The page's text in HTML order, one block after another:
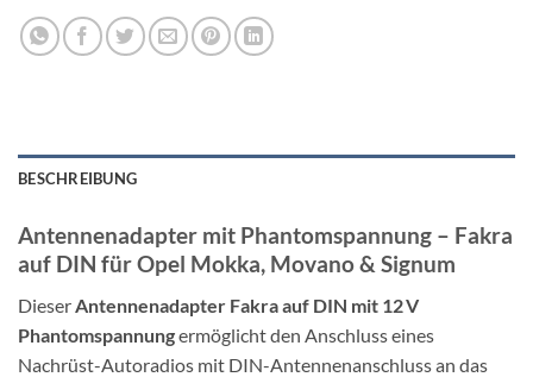
BESCHREIBUNG
Antennenadapter mit Phantomspannung – Fakra
auf DIN für Opel Mokka, Movano & Signum
Dieser Antennenadapter Fakra auf DIN mit 12 V
Phantomspannungermöglicht den Anschluss eines
Nachrüst-Autoradios mit DIN-Antennenanschluss an das